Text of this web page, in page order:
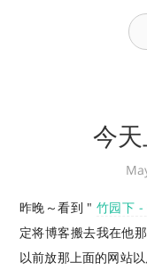
今
昨晚～看到 "竹园下 -
定将博客搬去我在他
以前放那上面的网站